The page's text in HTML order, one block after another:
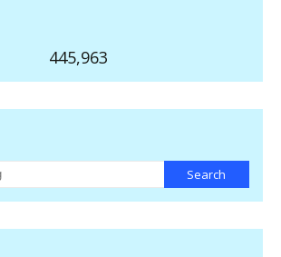
445,963